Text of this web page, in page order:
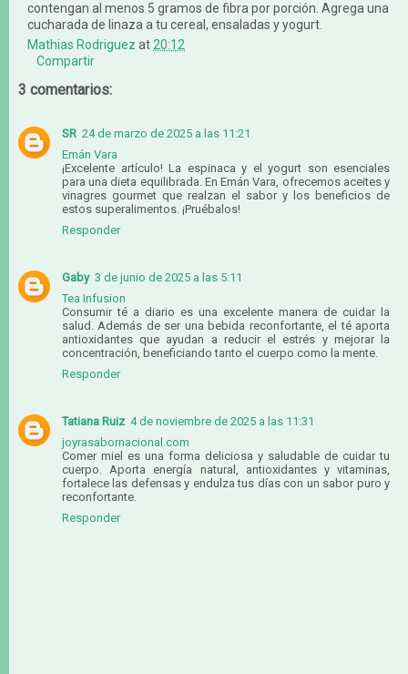
contengan al menos 5 gramos de fibra por porción. Agrega una
cucharada de linaza a tu cereal, ensaladas y yogurt.
Mathias Rodriguez at 20:12
Compartir
3 comentarios:
SR 24 de marzo de 2025 a las 11:21
Emán Vara
¡Excelente artículo! La espinaca y el yogurt son esenciales
para una dieta equilibrada. En Emán Vara, ofrecemos aceites y
vinagres gourmet que realzan el sabor y los beneficios de
estos superalimentos. ¡Pruébalos!
Responder
Gaby 3 de junio de 2025 a las 5:11
Tea Infusion
Consumir té a diario es una excelente manera de cuidar la
salud. Además de ser una bebida reconfortante, el té aporta
antioxidantes que ayudan a reducir el estrés y mejorar la
concentración, beneficiando tanto el cuerpo como la mente.
Responder
Tatiana Ruiz 4 de noviembre de 2025 a las 11:31
joyrasabornacional.com
Comer miel es una forma deliciosa y saludable de cuidar tu
cuerpo. Aporta energía natural, antioxidantes y vitaminas,
fortalece las defensas y endulza tus días con un sabor puro y
reconfortante.
Responder